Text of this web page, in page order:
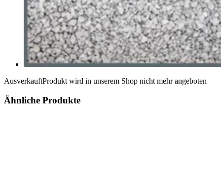
AusverkauftProdukt wird in unserem Shop nicht mehr angeboten
Ähnliche Produkte